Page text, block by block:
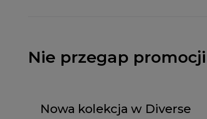
Nie przegap
Nowa kolekcja w Diverse